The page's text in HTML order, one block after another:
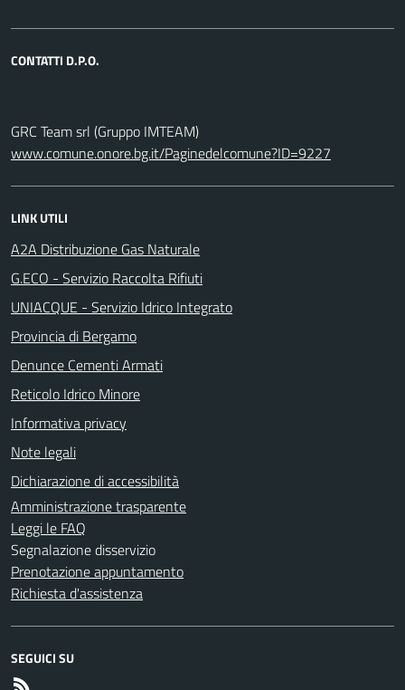
CONTATTI D.P.O.
GRC Team srl (Gruppo IMTEAM)
www.comune.onore.bg.it/Paginedelcomune?ID=9227
LINK UTILI
A2A Distribuzione Gas Naturale
G.ECO - Servizio Raccolta Rifiuti
UNIACQUE - Servizio Idrico Integrato
Provincia di Bergamo
Denunce Cementi Armati
Reticolo Idrico Minore
Informativa privacy
Note legali
Dichiarazione di accessibilità
Amministrazione trasparente
Leggi le FAQ
Segnalazione disservizio
Prenotazione appuntamento
Richiesta d'assistenza
SEGUICI SU